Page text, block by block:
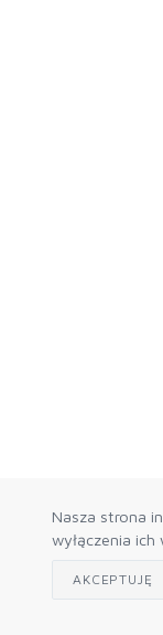
Nasza strona
wyłączenia ich
AKCEPTUJĘ